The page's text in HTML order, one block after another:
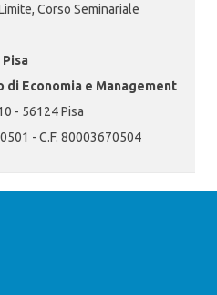
Corso Seminariale
di Economia e Management
- 56124 Pisa
- C.F. 80003670504